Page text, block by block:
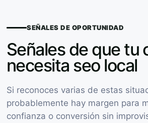
SEÑALES DE OPORTUNIDAD
Señales de que tu
necesita seo local
Si reconoces varias de estas
probablemente hay margen para
confianza o conversión sin